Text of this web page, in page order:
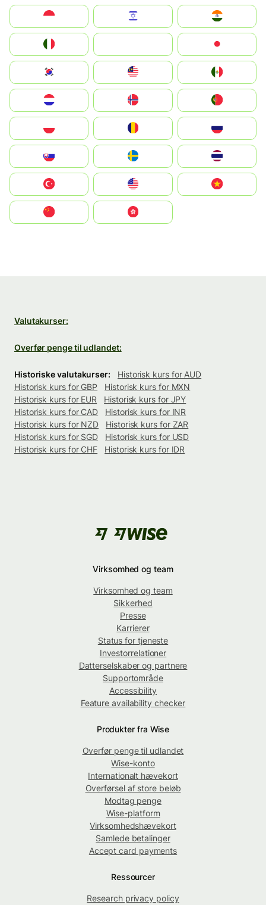
South Korea
United States
中國香港特別行政區
Valutakurser:
Overfør penge til udlandet:
Historiske valutakurser:
Historisk kurs for AUD
Historisk kurs for GBP
Historisk kurs for MXN
Historisk kurs for EUR
Historisk kurs for JPY
Historisk kurs for CAD
Historisk kurs for INR
Historisk kurs for NZD
Historisk kurs for ZAR
Historisk kurs for SGD
Historisk kurs for USD
Historisk kurs for CHF
Historisk kurs for IDR
Virksomhed og team
Virksomhed og team
Sikkerhed
Presse
Karrierer
Status for tjeneste
Investorrelationer
Datterselskaber og partnere
Supportområde
Accessibility
Feature availability checker
Produkter fra Wise
Overfør penge til udlandet
Wise-konto
Internationalt hævekort
Overførsel af store beløb
Modtag penge
Wise-platform
Virksomhedshævekort
Samlede betalinger
Accept card payments
Ressourcer
Research privacy policy